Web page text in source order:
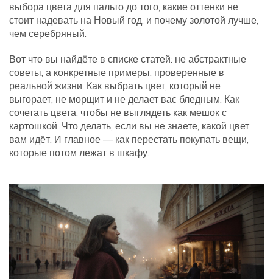
выбора цвета для пальто до того, какие оттенки не
стоит надевать на Новый год, и почему золотой лучше,
чем серебряный.
Вот что вы найдёте в списке статей: не абстрактные
советы, а конкретные примеры, проверенные в
реальной жизни. Как выбрать цвет, который не
выгорает, не морщит и не делает вас бледным. Как
сочетать цвета, чтобы не выглядеть как мешок с
картошкой. Что делать, если вы не знаете, какой цвет
вам идёт. И главное — как перестать покупать вещи,
которые потом лежат в шкафу.